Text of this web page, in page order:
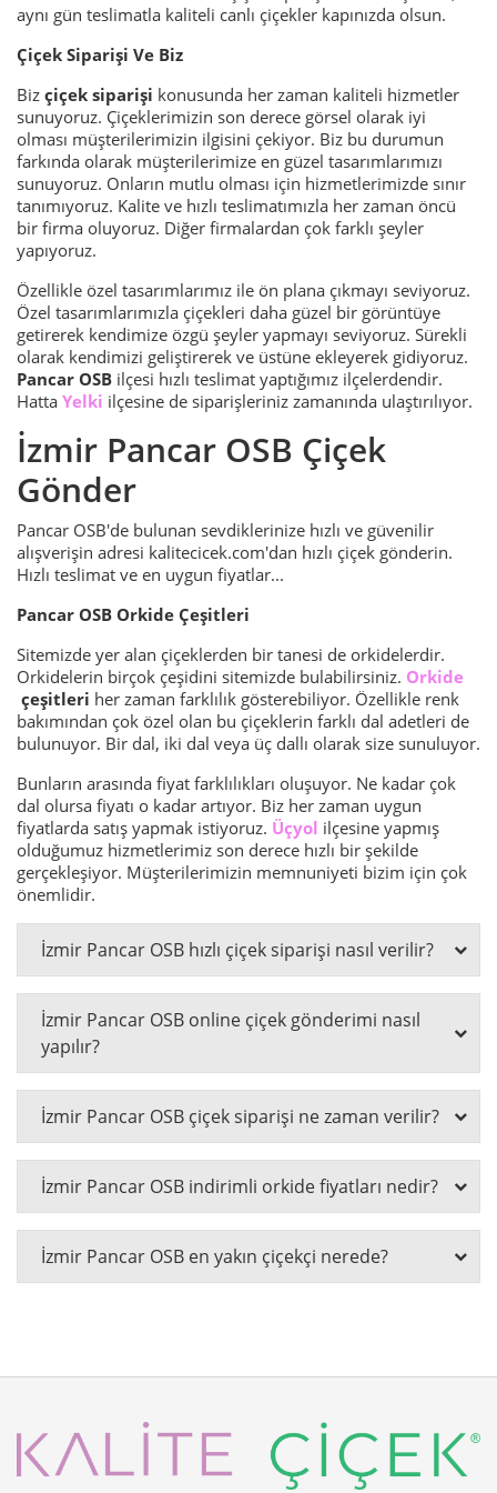
aynı gün teslimatla kaliteli canlı çiçekler kapınızda olsun.
Çiçek Siparişi Ve Biz
Biz çiçek siparişi konusunda her zaman kaliteli hizmetler
sunuyoruz. Çiçeklerimizin son derece görsel olarak iyi
olması müşterilerimizin ilgisini çekiyor. Biz bu durumun
farkında olarak müşterilerimize en güzel tasarımlarımızı
sunuyoruz. Onların mutlu olması için hizmetlerimizde sınır
tanımıyoruz. Kalite ve hızlı teslimatımızla her zaman öncü
bir firma oluyoruz. Diğer firmalardan çok farklı şeyler
yapıyoruz.
Özellikle özel tasarımlarımız ile ön plana çıkmayı seviyoruz.
Özel tasarımlarımızla çiçekleri daha güzel bir görüntüye
getirerek kendimize özgü şeyler yapmayı seviyoruz. Sürekli
olarak kendimizi geliştirerek ve üstüne ekleyerek gidiyoruz.
Pancar OSB ilçesi hızlı teslimat yaptığımız ilçelerdendir.
Hatta Yelki ilçesine de siparişleriniz zamanında ulaştırılıyor.
İzmir Pancar OSB Çiçek
Gönder
Pancar OSB'de bulunan sevdiklerinize hızlı ve güvenilir
alışverişin adresi kalitecicek.com'dan hızlı çiçek gönderin.
Hızlı teslimat ve en uygun fiyatlar...
Pancar OSB Orkide Çeşitleri
Sitemizde yer alan çiçeklerden bir tanesi de orkidelerdir.
Orkidelerin birçok çeşidini sitemizde bulabilirsiniz. Orkide
çeşitleri her zaman farklılık gösterebiliyor. Özellikle renk
bakımından çok özel olan bu çiçeklerin farklı dal adetleri de
bulunuyor. Bir dal, iki dal veya üç dallı olarak size sunuluyor.
Bunların arasında fiyat farklılıkları oluşuyor. Ne kadar çok
dal olursa fiyatı o kadar artıyor. Biz her zaman uygun
fiyatlarda satış yapmak istiyoruz. Üçyol ilçesine yapmış
olduğumuz hizmetlerimiz son derece hızlı bir şekilde
gerçekleşiyor. Müşterilerimizin memnuniyeti bizim için çok
önemlidir.
İzmir Pancar OSB hızlı çiçek siparişi nasıl verilir?
İzmir Pancar OSB online çiçek gönderimi nasıl
yapılır?
İzmir Pancar OSB çiçek siparişi ne zaman verilir?
İzmir Pancar OSB indirimli orkide fiyatları nedir?
İzmir Pancar OSB en yakın çiçekçi nerede?